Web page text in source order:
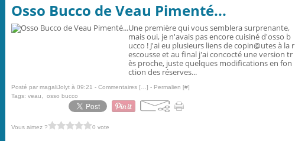
Osso Bucco de Veau Pimenté...
Une première qui vous semblera surprenante,
mais oui, je n'avais pas encore cuisiné d'osso b
ucco ! J'ai eu plusieurs liens de copin@utes à la r
escousse et au final j'ai concocté une version tr
ès proche, juste quelques modifications en fon
ction des réserves...
Posté par magaliJolyt à 09:21 - Commentaires [ ] - Permalien [#]
Tags: veau osso bucco
Vous aimez ? 0 vote